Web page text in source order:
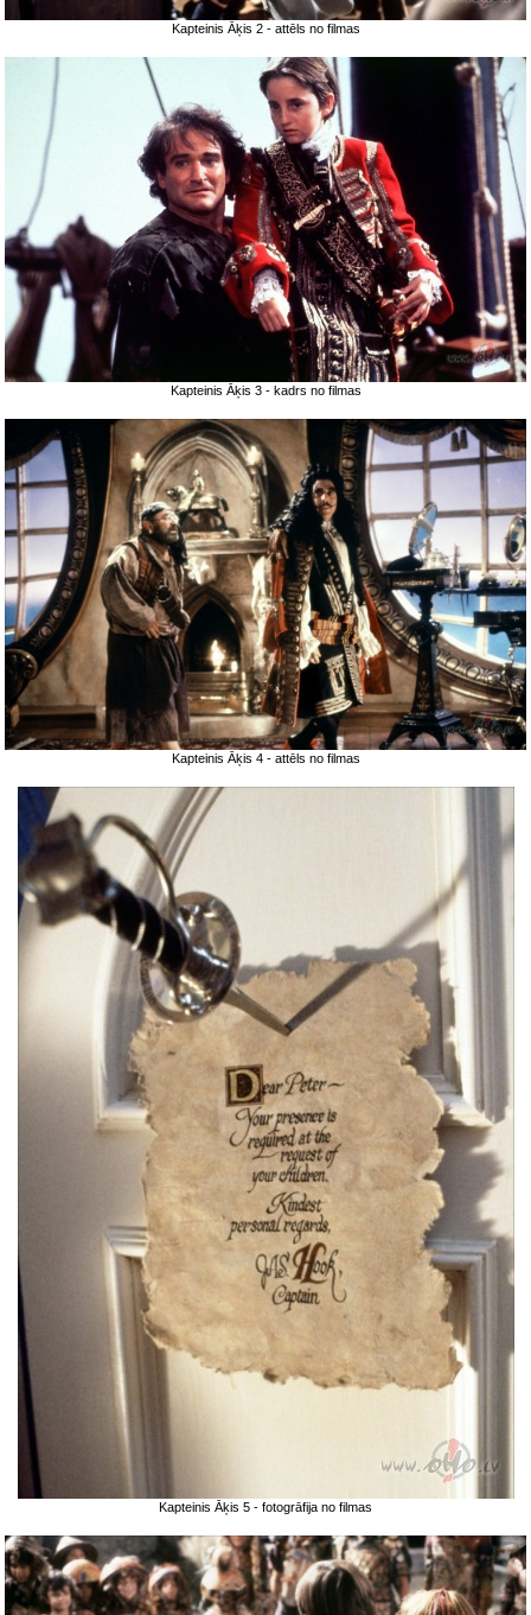
Kapteinis Āķis 2 - attēls no filmas
Kapteinis Āķis 3 - kadrs no filmas
Kapteinis Āķis 4 - attēls no filmas
Kapteinis Āķis 5 - fotogrāfija no filmas